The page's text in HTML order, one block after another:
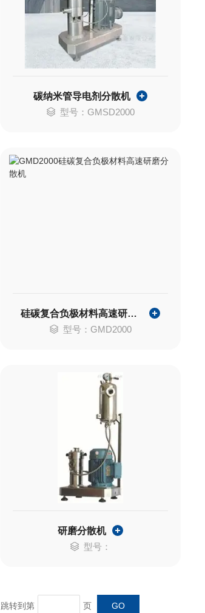
碳纳米管导电剂分散机
型号：GMSD2000
硅碳复合负极材料高速研磨分散机
型号：GMD2000
研磨分散机
型号：
跳转到第 页